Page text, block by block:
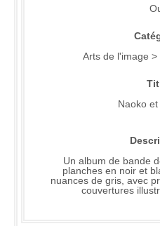
Arts de l'image
Naoko
Un album de bande
planches en noir et
nuances de gris, avec
couvertures